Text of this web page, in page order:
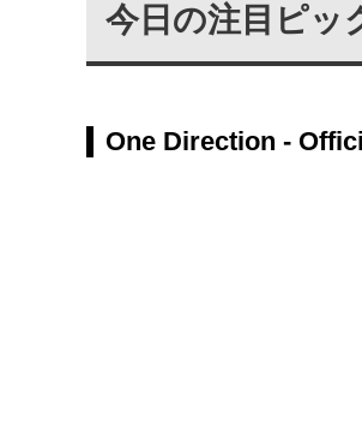
今日の注目ピッ
One Direction -